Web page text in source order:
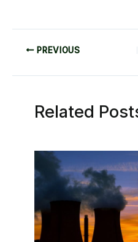
PREVIOUS
Related